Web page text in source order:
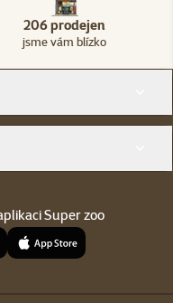
206 prodejen
jsme vám blízko
Super zoo